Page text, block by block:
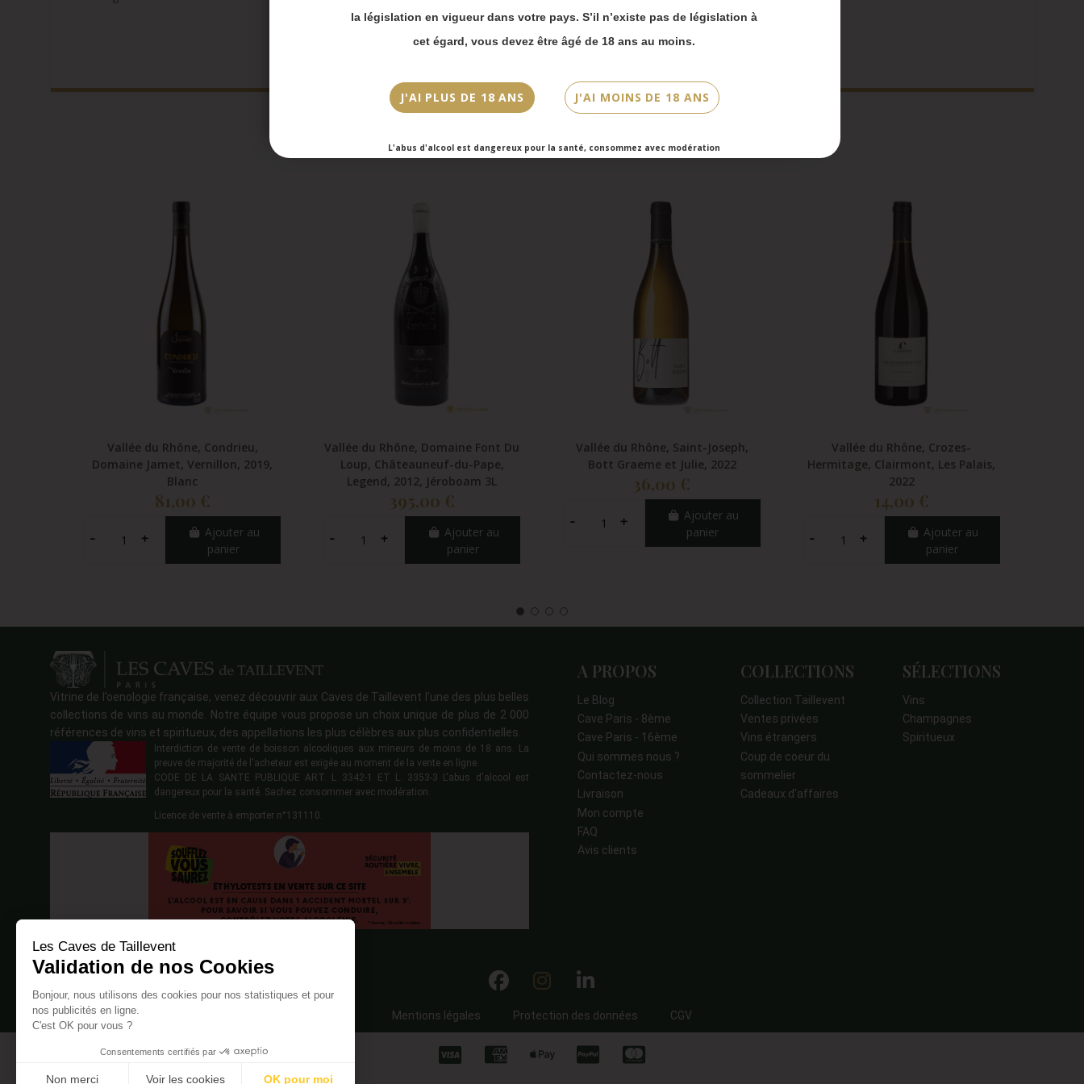
la législation en vigueur dans votre pays. S’il n’existe pas de législation à
cet égard, vous devez être âgé de 18 ans au moins.
J'AI PLUS DE 18 ANS J'AI MOINS DE 18 ANS
L'abus d'alcool est dangereux pour la santé, consommez avec modération
Vallée du Rhône, Condrieu,
Domaine Jamet, Vernillon, 2019,
Blanc
81,00 €
Ajouter au
panier
Vallée du Rhône, Domaine Font Du
Loup, Châteauneuf-du-Pape,
Legend, 2012, Jéroboam 3L
395,00 €
Ajouter au
panier
Vallée du Rhône, Saint-Joseph,
Bott Graeme et Julie, 2022
36,00 €
Ajouter au
panier
Vallée du Rhône, Crozes-
Hermitage, Clairmont, Les Palais,
2022
14,00 €
Ajouter au
panier
Vitrine de l’oenologie française, venez découvrir aux Caves de Taillevent l’une des plus belles
collections de vins au monde. Notre équipe vous propose un choix unique de plus de 2 000
références de vins et spiritueux, des appellations les plus célèbres aux plus confidentielles.
Interdiction de vente de boisson alcooliques aux mineurs de moins de 18 ans. La
preuve de majorité de l'acheteur est exigée au moment de la vente en ligne.
CODE DE LA SANTE PUBLIQUE ART. L 3342-1 ET L. 3353-3 L'abus d'alcool est
dangereux pour la santé. Sachez consommer avec modération.
Licence de vente à emporter n°131110.
A PROPOS
Le Blog
Cave Paris - 8ème
Cave Paris - 16ème
Qui sommes nous ?
Contactez-nous
Livraison
Mon compte
FAQ
Avis clients
COLLECTIONS
Collection Taillevent
Ventes privées
Vins étrangers
Coup de coeur du
sommelier
Cadeaux d'affaires
SÉLECTIONS
Vins
Champagnes
Spiritueux
Mentions légales Protection des données CGV
Merci de bien prendre en compte :
Les envois Chronopost reprendront à partir du 31 août.
Honoré et cave Victor Hugo) seront disponibles à partir du 4
septembre.
Les Caves de Taillevent
Validation de nos Cookies
Bonjour, nous utilisons des cookies pour nos statistiques et pour
nos publicités en ligne.
C'est OK pour vous ?
Consentements certifiés par
Non merci Voir les cookies OK pour moi